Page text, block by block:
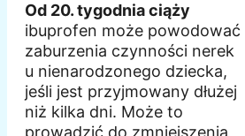
Od 20. tygodnia ciąży
ibuprofen może powodować
zaburzenia czynności nerek
u nienarodzonego dziecka,
jeśli jest przyjmowany dłużej
niż kilka dni. Może to
prowadzić do zmniejszenia